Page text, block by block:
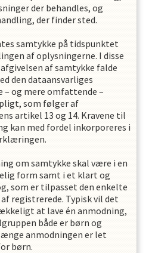
der behandles, og
der finder sted.
samtykke på tidspunktet
af oplysningerne. I disse
af samtykke falde
den dataansvarliges
– og mere omfattende –
som følger af
artikel 13 og 14. Kravene til
kan med fordel inkorporeres i
om samtykke skal være i en
form samt i et klart og
som er tilpasset den enkelte
registrerede. Typisk vil det
at lave én anmodning,
både er børn og
anmodningen er let
børn.